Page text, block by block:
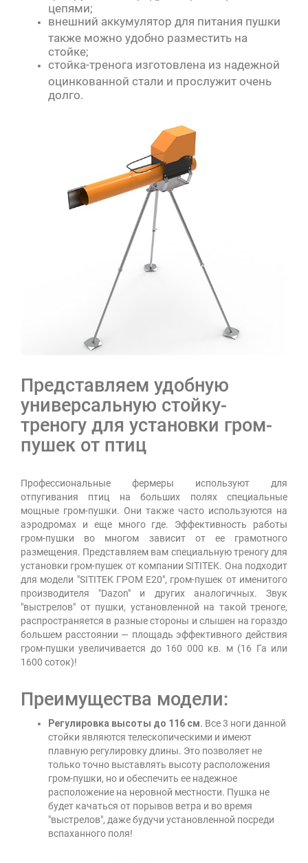
цепями;
внешний аккумулятор для питания пушки
также можно удобно разместить на
стойке;
стойка-тренога изготовлена из надежной
оцинкованной стали и прослужит очень
долго.
Представляем удобную
универсальную стойку-
треногу для установки гром-
пушек от птиц
Профессиональные фермеры используют для
отпугивания птиц на больших полях специальные
мощные гром-пушки. Они также часто используются на
аэродромах и еще много где. Эффективность работы
гром-пушки во многом зависит от ее грамотного
размещения. Представляем вам специальную треногу для
установки гром-пушек от компании SITITEK. Она подходит
для модели "SITITEK ГРОМ E20", гром-пушек от именитого
производителя "Dazon" и других аналогичных. Звук
"выстрелов" от пушки, установленной на такой треноге,
распространяется в разные стороны и слышен на гораздо
большем расстоянии — площадь эффективного действия
гром-пушки увеличивается до 160 000 кв. м (16 Га или
1600 соток)!
Преимущества модели:
Регулировка высоты до 116 см. Все 3 ноги данной
стойки являются телескопическими и имеют
плавную регулировку длины. Это позволяет не
только точно выставлять высоту расположения
гром-пушки, но и обеспечить ее надежное
расположение на неровной местности. Пушка не
будет качаться от порывов ветра и во время
"выстрелов", даже будучи установленной посреди
вспаханного поля!